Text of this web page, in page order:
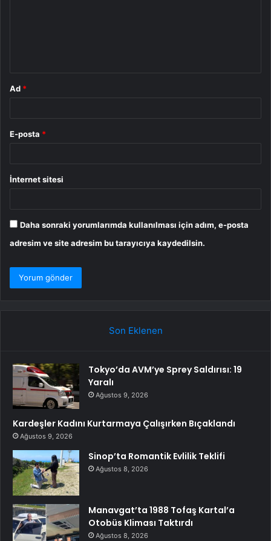
Ad *
E-posta *
İnternet sitesi
Daha sonraki yorumlarımda kullanılması için adım, e-posta
adresim ve site adresim bu tarayıcıya kaydedilsin.
Son Eklenen
Tokyo’da AVM’ye Sprey Saldırısı: 19
Yaralı
Ağustos 9, 2026
Kardeşler Kadını Kurtarmaya Çalışırken Bıçaklandı
Ağustos 9, 2026
Sinop’ta Romantik Evlilik Teklifi
Ağustos 8, 2026
Manavgat’ta 1988 Tofaş Kartal’a
Otobüs Kliması Taktırdı
Ağustos 8, 2026